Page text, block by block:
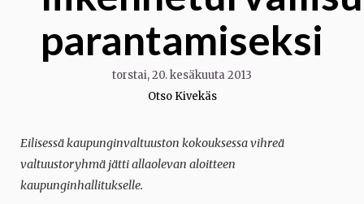
parantamiseksi
torstai, 20. kesäkuuta 2013
Otso Kivekäs
Eilisessä kaupunginvaltuuston kokouksessa vihreä
valtuustoryhmä jätti allaolevan aloitteen
kaupunginhallitukselle.